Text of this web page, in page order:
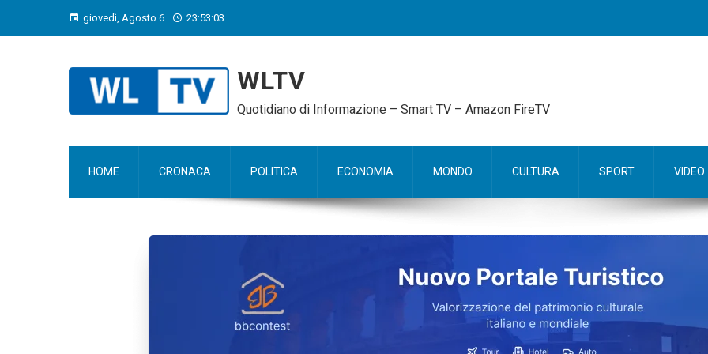
giovedì, Agosto 6 23:53:04
WLTV
Quotidiano di Informazione – Smart TV – Amazon FireTV
HOME CRONACA POLITICA ECONOMIA MONDO CULTURA SPORT VIDEO